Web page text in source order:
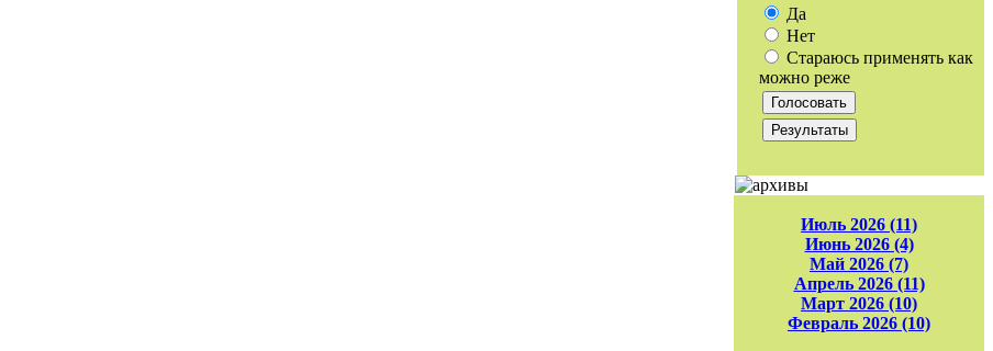
Да
Нет
Стараюсь применять как
можно реже
Июль 2026 (11)
Июнь 2026 (4)
Май 2026 (7)
Апрель 2026 (11)
Март 2026 (10)
Февраль 2026 (10)